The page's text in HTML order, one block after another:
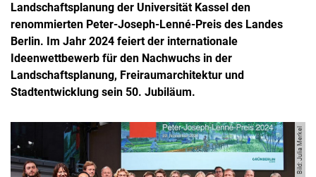
Kontakte
Semesterinformationen
Newsletter
Stellenausschreibungen
Publikationen
Webredaktion
Webseite R:ein
Landschaftsplanung der Universität Kassel den
renommierten Peter-Joseph-Lenné-Preis des Landes
Berlin. Im Jahr 2024 feiert der internationale
Ideenwettbewerb für den Nachwuchs in der
Landschaftsplanung, Freiraumarchitektur und
Stadtentwicklung sein 50. Jubiläum.
Bild: Julia Merkel